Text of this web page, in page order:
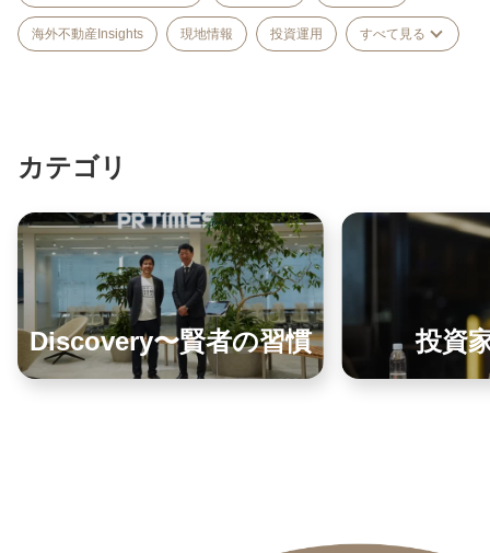
海外不動産Insights 現地情報 投資運用 すべて見る
カテゴリ
Discovery〜賢者の習慣 投資